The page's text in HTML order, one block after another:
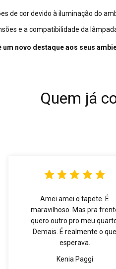
de cor devido à iluminação do
e a compatibilidade da
um novo destaque aos seus
Quem já
Amei amei o tapete. É
maravilhoso. Mas pra
quero outro pro meu
Demais. É realmente o que
esperava.
Kenia Paggi